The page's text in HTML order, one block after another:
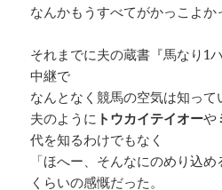
なんかもうすべてがかっこよか
それまでに夫の蔵書『馬なり1
中継で
なんとなく競馬の空気は知って
夫のように トウカイテイオーや
代を知るわけでもなく
「ほへー、そんなにのめり込め
くらいの感慨だった。